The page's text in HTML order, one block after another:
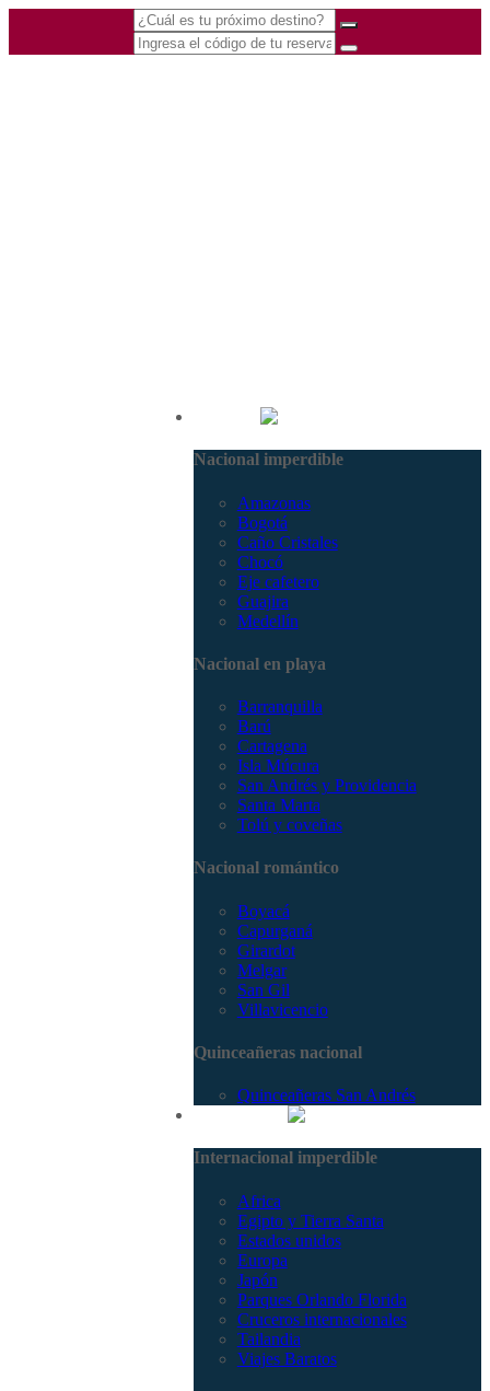
Nacional imperdible
Amazonas
Bogotá
Caño Cristales
Chocó
Eje cafetero
Guajira
Medellín
Nacional en playa
Barranquilla
Barú
Cartagena
Isla Múcura
San Andrés y Providencia
Santa Marta
Tolú y coveñas
Nacional romántico
Boyacá
Capurganá
Girardot
Melgar
San Gil
Villavicencio
Quinceañeras nacional
Quinceañeras San Andrés
Internacional imperdible
Africa
Egipto y Tierra Santa
Estados unidos
Europa
Japón
Parques Orlando Florida
Cruceros internacionales
Tailandia
Viajes Baratos